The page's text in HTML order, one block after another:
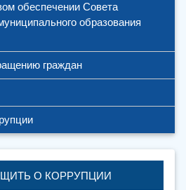
обеспечении Совета
образования
граждан
О КОРРУПЦИИ